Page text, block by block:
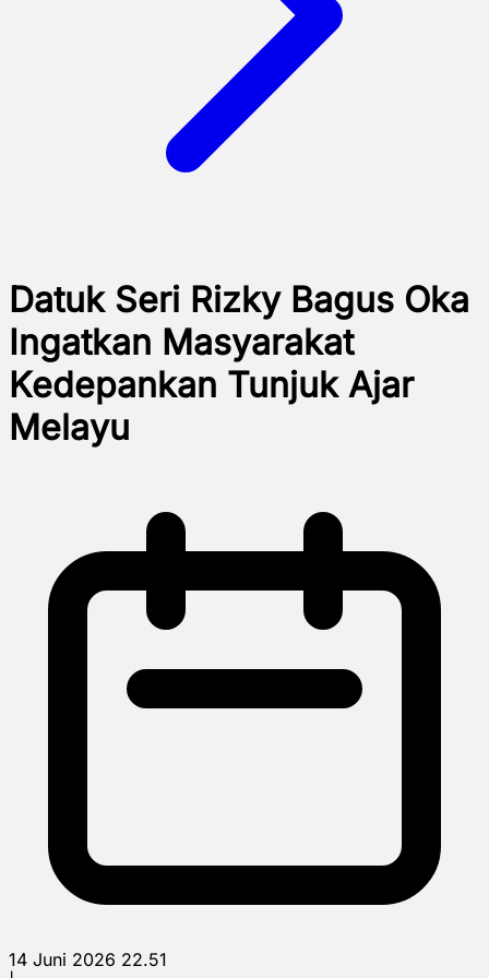
Datuk Seri Rizky Bagus Oka
Ingatkan Masyarakat
Kedepankan Tunjuk Ajar
Melayu
14 Juni 2026 22.51